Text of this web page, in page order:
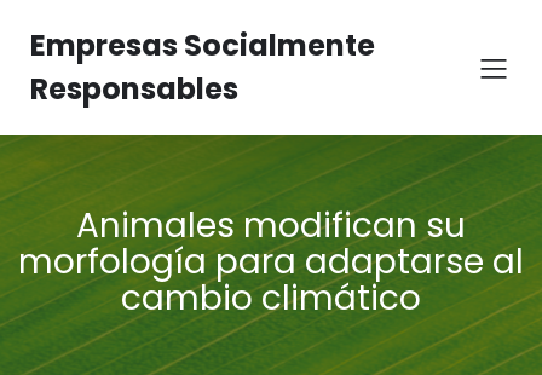
Empresas Socialmente
Responsables
Animales modifican su
morfología para adaptarse al
cambio climático